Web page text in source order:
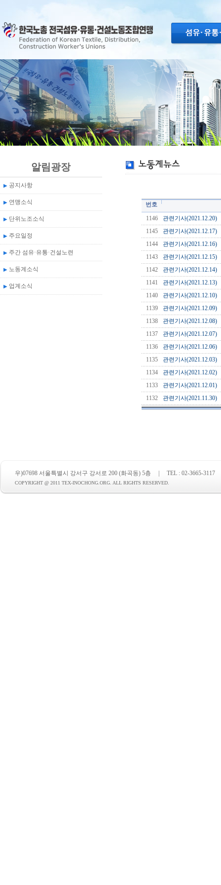
알림광장
▶ 공지사항
▶ 연맹소식
▶ 단위노조소식
▶ 주요일정
▶ 주간 섬유·유통·건설노련
▶ 노동계소식
▶ 업계소식
번호
1146
관련기사(2021.12.20)
1145
관련기사(2021.12.17)
1144
관련기사(2021.12.16)
1143
관련기사(2021.12.15)
1142
관련기사(2021.12.14)
1141
관련기사(2021.12.13)
1140
관련기사(2021.12.10)
1139
관련기사(2021.12.09)
1138
관련기사(2021.12.08)
1137
관련기사(2021.12.07)
1136
관련기사(2021.12.06)
1135
관련기사(2021.12.03)
1134
관련기사(2021.12.02)
1133
관련기사(2021.12.01)
1132
관련기사(2021.11.30)
우)07698 서울특별시 강서구 강서로 200 (화곡동) 5층 | TEL : 02-3665-3117
COPYRIGHT @ 2011 TEX-INOCHONG.ORG. ALL RIGHTS RESERVED.